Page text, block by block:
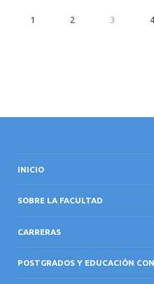
1 2 3 4
INICIO
SOBRE LA FACULTAD
CARRERAS
POSTGRADOS Y EDUCACIÓN